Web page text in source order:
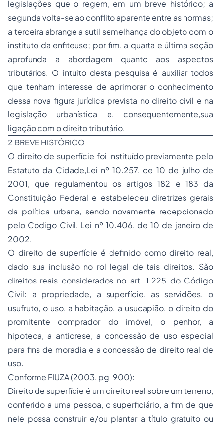
legislações que o regem, em um breve histórico; a
segunda volta-se ao conflito aparente entre as normas;
a terceira abrange a sutil semelhança do objeto com o
instituto da enfiteuse; por fim, a quarta e última seção
aprofunda a abordagem quanto aos aspectos
tributários. O intuito desta pesquisa é auxiliar todos
que tenham interesse de aprimorar o conhecimento
dessa nova figura jurídica prevista no direito civil e na
legislação urbanística e, consequentemente,sua
ligação com o direito tributário.
2 BREVE HISTÓRICO
O direito de superfície foi instituído previamente pelo
Estatuto da Cidade,Lei nº 10.257, de 10 de julho de
2001, que regulamentou os artigos 182 e 183 da
Constituição Federal e estabeleceu diretrizes gerais
da política urbana, sendo novamente recepcionado
pelo Código Civil, Lei nº 10.406, de 10 de janeiro de
2002.
O direito de superfície é definido como direito real,
dado sua inclusão no rol legal de tais direitos. São
direitos reais considerados no art. 1.225 do Código
Civil: a propriedade, a superfície, as servidões, o
usufruto, o uso, a habitação, a usucapião, o direito do
promitente comprador do imóvel, o penhor, a
hipoteca, a anticrese, a concessão de uso especial
para fins de moradia e a concessão de direito real de
uso.
Conforme FIUZA (2003, pg. 900):
Direito de superfície é um direito real sobre um terreno,
conferido a uma pessoa, o superficiário, a fim de que
nele possa construir e/ou plantar a título gratuito ou